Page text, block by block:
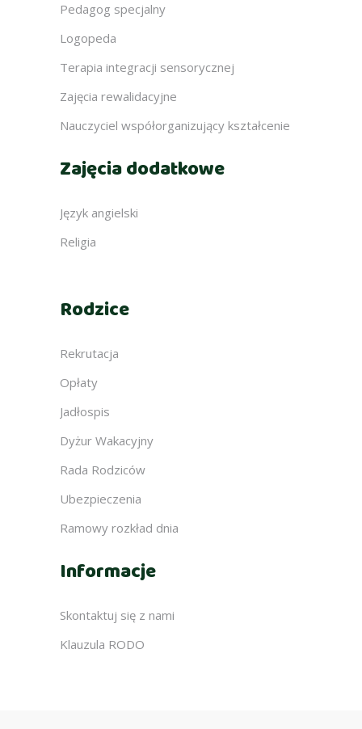
Pedagog specjalny
Logopeda
Terapia integracji sensorycznej
Zajęcia rewalidacyjne
Nauczyciel współorganizujący kształcenie
Zajęcia dodatkowe
Język angielski
Religia
Rodzice
Rekrutacja
Opłaty
Jadłospis
Dyżur Wakacyjny
Rada Rodziców
Ubezpieczenia
Ramowy rozkład dnia
Informacje
Skontaktuj się z nami
Klauzula RODO